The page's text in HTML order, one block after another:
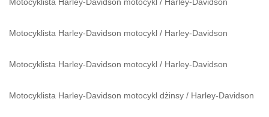
Motocyklista Harley-Davidson motocykl / Harley-Davidson
Motocyklista Harley-Davidson motocykl / Harley-Davidson
Motocyklista Harley-Davidson motocykl / Harley-Davidson
Motocyklista Harley-Davidson motocykl dżinsy / Harley-Davidson